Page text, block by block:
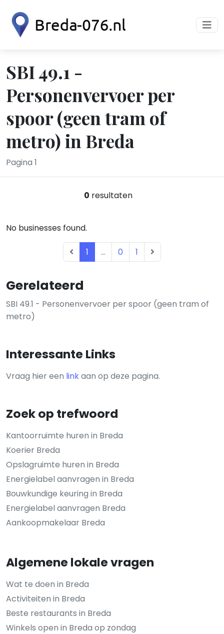
SBI 49.1 -
Personenvervoer per
spoor (geen tram of
metro) in Breda
Pagina 1
Gerelateerd
SBI 49.1 - Personenvervoer per spoor (geen tram of
metro)
Interessante Links
Vraag hier een linkaan op deze pagina.
Zoek op trefwoord
Kantoorruimte huren in Breda
Koerier Breda
Opslagruimte huren in Breda
Energielabel aanvragen in Breda
Bouwkundige keuring in Breda
Energielabel aanvragen Breda
Aankoopmakelaar Breda
Algemene lokale vragen
Wat te doen in Breda
Activiteiten in Breda
Beste restaurants in Breda
Winkels open in Breda op zondag
0 resultaten
No businesses found.
1 ... 0 1